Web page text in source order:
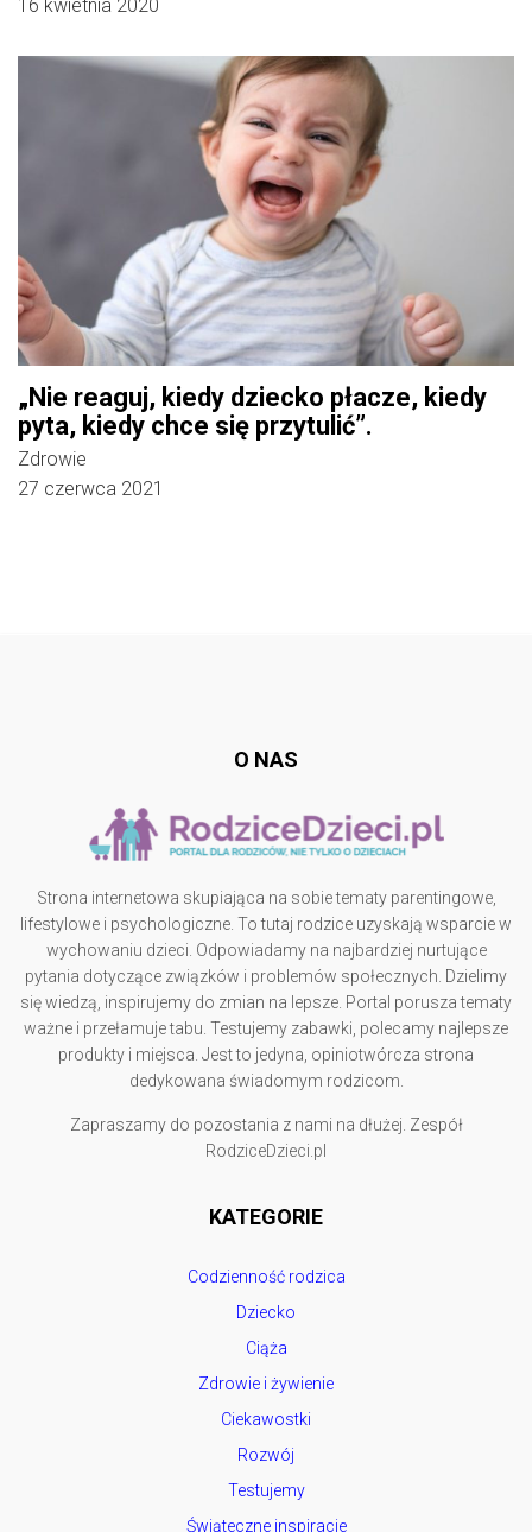
16 kwietnia 2020
„Nie reaguj, kiedy dziecko płacze, kiedy
pyta, kiedy chce się przytulić”.
Zdrowie
27 czerwca 2021
O NAS
Strona internetowa skupiająca na sobie tematy parentingowe,
lifestylowe i psychologiczne. To tutaj rodzice uzyskają wsparcie w
wychowaniu dzieci. Odpowiadamy na najbardziej nurtujące
pytania dotyczące związków i problemów społecznych. Dzielimy
się wiedzą, inspirujemy do zmian na lepsze. Portal porusza tematy
ważne i przełamuje tabu. Testujemy zabawki, polecamy najlepsze
produkty i miejsca. Jest to jedyna, opiniotwórcza strona
dedykowana świadomym rodzicom.
Zapraszamy do pozostania z nami na dłużej. Zespół
RodziceDzieci.pl
KATEGORIE
Codzienność rodzica
Dziecko
Ciąża
Zdrowie i żywienie
Ciekawostki
Rozwój
Testujemy
Świąteczne inspiracje